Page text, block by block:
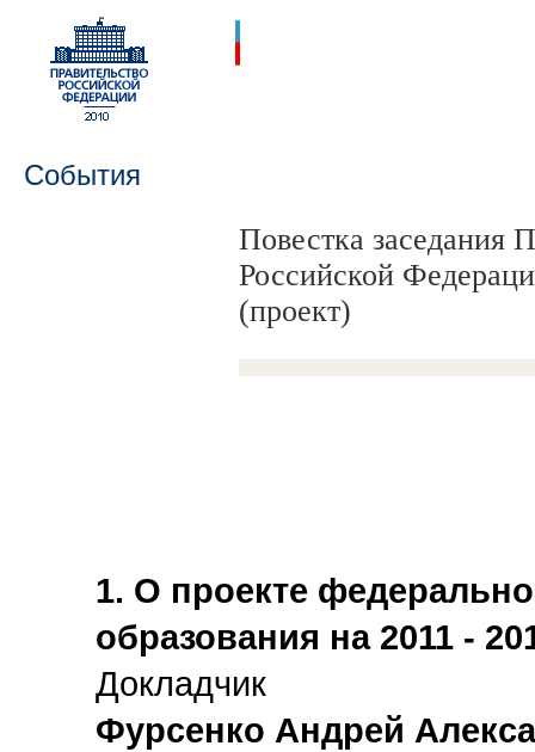
События
Повестка заседания
Российской
(проект)
1. О проекте
образования на 2011 -
Докладчик
Фурсенко Андрей